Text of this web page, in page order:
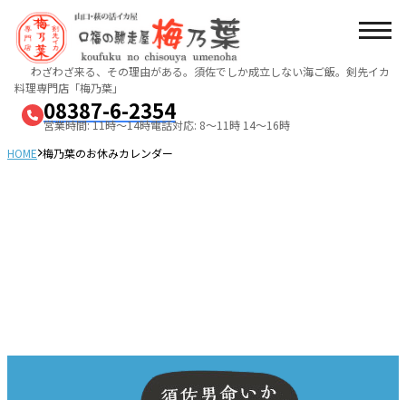
わざわざ来る、その理由がある。須佐でしか成立しない海ご飯。 剣先イカ
料理専門店「梅乃葉」
08387-6-2354
営業時間: 11時～14時電話対応: 8～11時 14～16時
HOME 梅乃葉のお休みカレンダー